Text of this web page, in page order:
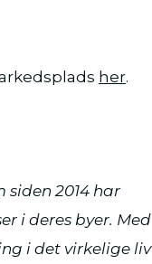
her.
2014 har
i deres byer. Med
i det virkelige liv